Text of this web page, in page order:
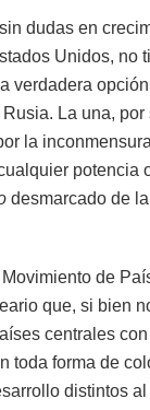
dudas en
Unidos, no
verdadera
La una,
la
potencia
desmarcado de
de
que, si bien
centrales
toda forma de
distintos